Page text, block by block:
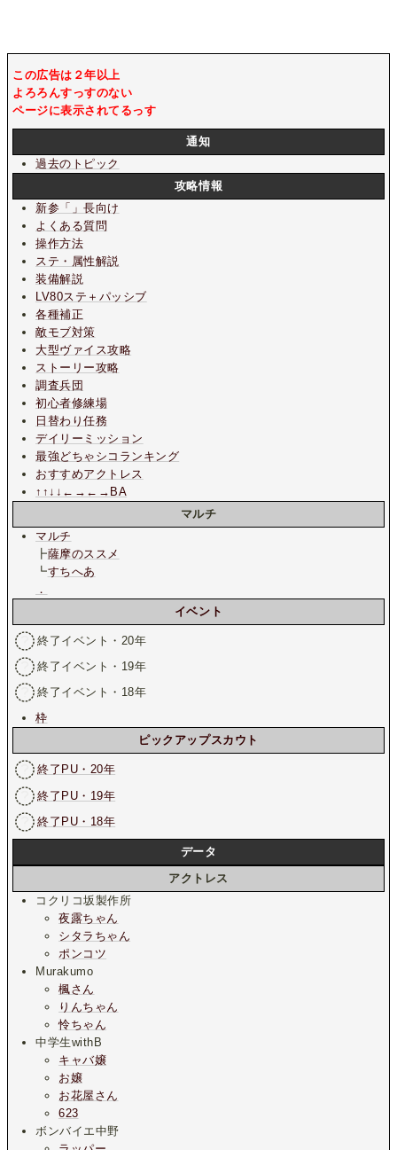
この広告は２年以上
よろろんすっすのない
ページに表示されてるっす
通知
過去のトピック
攻略情報
新参「」長向け
よくある質問
操作方法
ステ・属性解説
装備解説
LV80ステ＋パッシブ
各種補正
敵モブ対策
大型ヴァイス攻略
ストーリー攻略
調査兵団
初心者修練場
日替わり任務
デイリーミッション
最強どちゃシコランキング
おすすめアクトレス
↑↑↓↓←→←→BA
マルチ
マルチ
┣薩摩のススメ
┗すちへあ
．
イベント
終了イベント・20年
終了イベント・19年
終了イベント・18年
枠
ピックアップスカウト
終了PU・20年
終了PU・19年
終了PU・18年
データ
アクトレス
コクリコ坂製作所
夜露ちゃん
シタラちゃん
ポンコツ
Murakumo
楓さん
りんちゃん
怜ちゃん
中学生withB
キャバ嬢
お嬢
お花屋さん
623
ボンバイエ中野